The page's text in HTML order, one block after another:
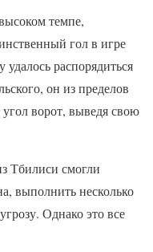
темпе,
гол в игре
распорядиться
он из пределов
ворот, выведя свою
Тбилиси смогли
выполнить несколько
Однако это все